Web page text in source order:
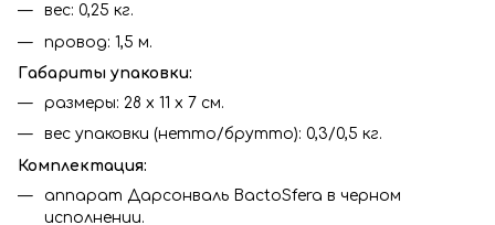
вес: 0,25 кг.
провод: 1,5 м.
Габариты упаковки:
размеры: 28 x 11 x 7 см.
вес упаковки (нетто/брутто): 0,3/0,5 кг.
Комплектация:
аппарат Дарсонваль BactoSfera в черном
исполнении.